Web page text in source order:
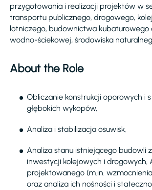
przygotowania i realizacji projektów w
transportu publicznego, drogowego,
lotniczego, budownictwa kubaturowego
wodno-ściekowej, środowiska
About the Role
Obliczanie konstrukcji oporowych i
głębokich wykopów,
Analiza i stabilizacja osuwisk,
Analiza stanu istniejącego budowli
inwestycji kolejowych i drogowych,
projektowanego (m.in.
oraz analiza ich nośności i